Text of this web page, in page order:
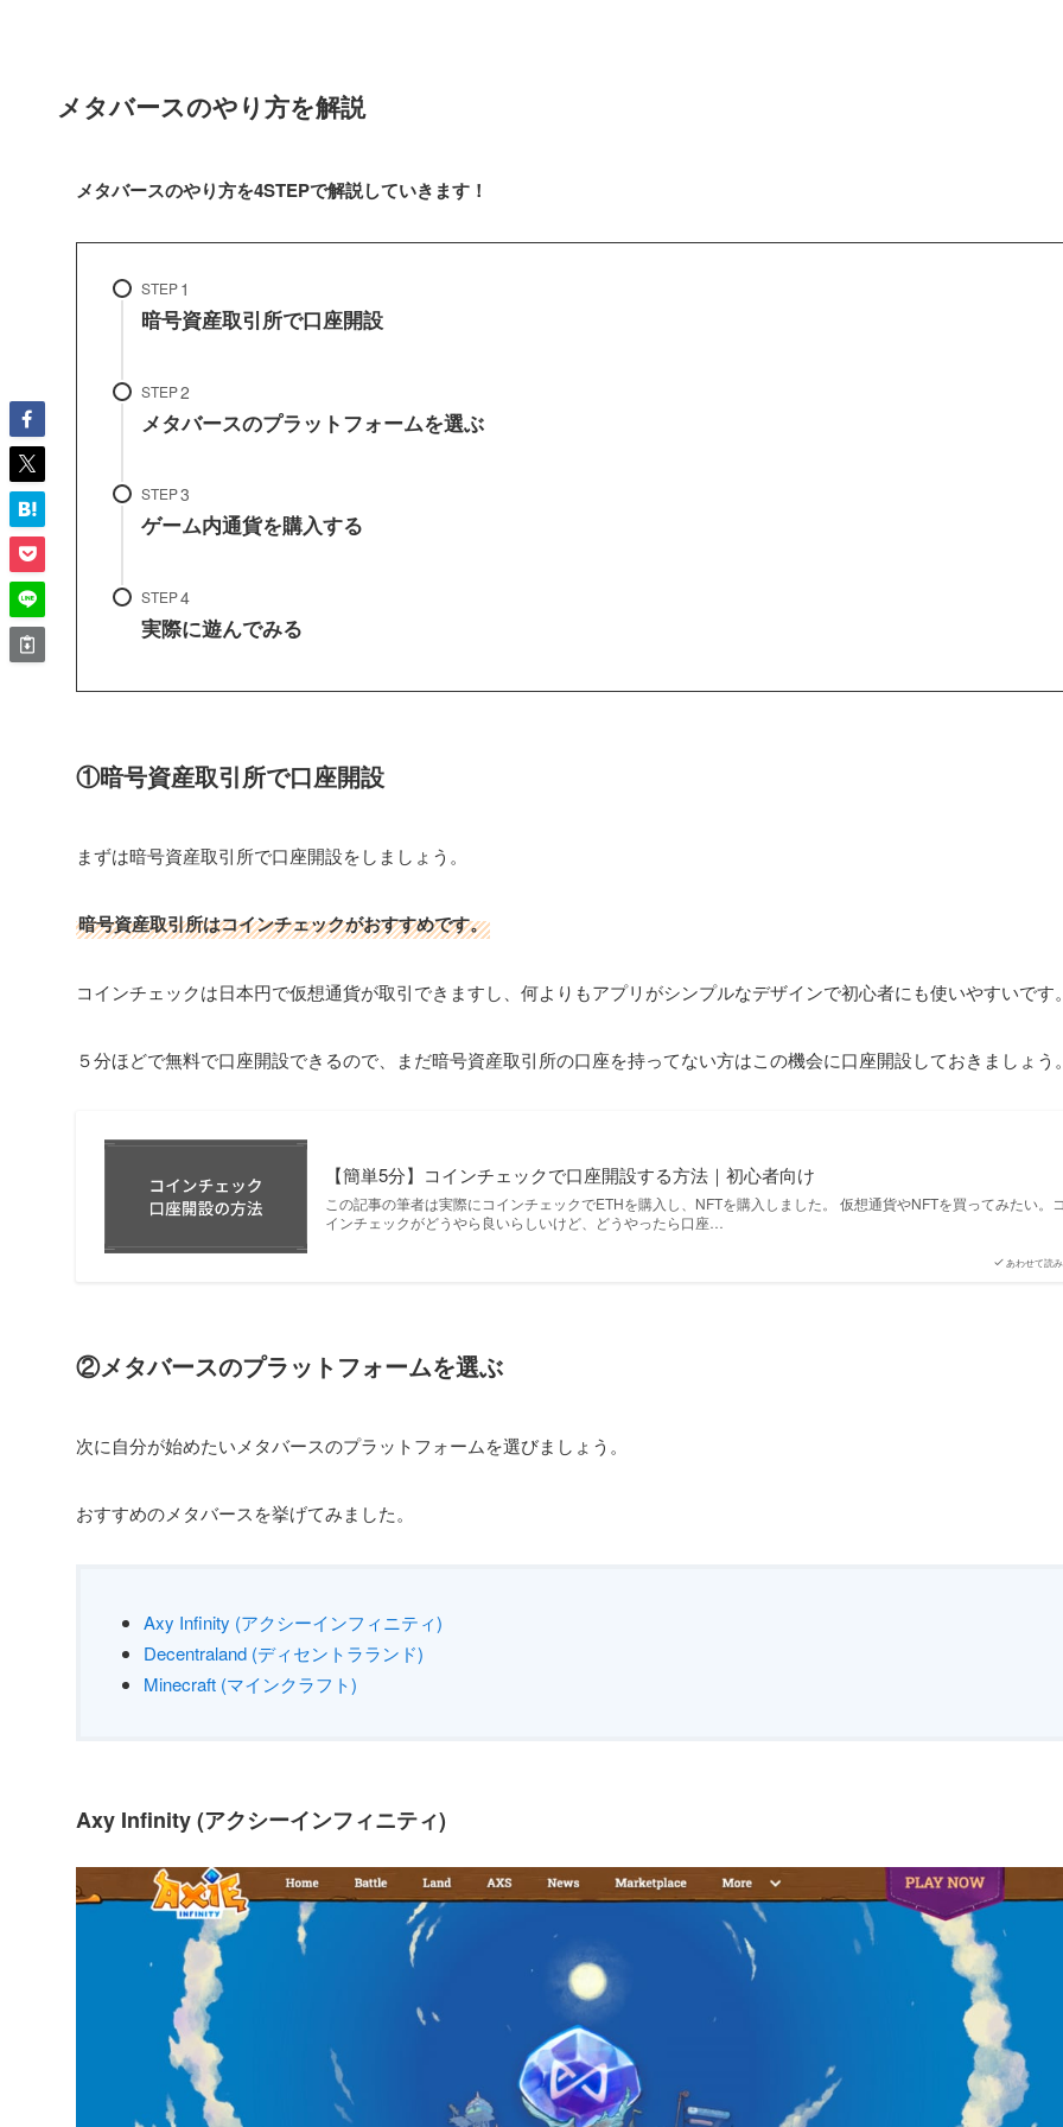
メタバースのやり方を解説
メタバースのやり方を4STEPで解説していきます！
STEP
暗号資産取引所で口座開設
STEP
メタバースのプラットフォームを選ぶ
STEP
ゲーム内通貨を購入する
STEP
実際に遊んでみる
①暗号資産取引所で口座開設
まずは暗号資産取引所で口座開設をしましょう。
暗号資産取引所はコインチェックがおすすめです。
コインチェックは日本円で仮想通貨が取引できますし、何よりもアプリがシンプルなデザインで初心者にも使いやすいです
５分ほどで無料で口座開設できるので、まだ暗号資産取引所の口座を持ってない方はこの機会に口座開設しておきましょう
あわせて読
【簡単5分】コインチェックで口座開設する方法｜初心者向け
この記事の筆者は実際にコインチェックでETHを購入し、NFTを購入しました。 仮想通貨やNFTを買ってみたい。
インチェックがどうやら良いらしいけど、どうやったら口座…
②メタバースのプラットフォームを選ぶ
次に自分が始めたいメタバースのプラットフォームを選びましょう。
おすすめのメタバースを挙げてみました。
Axy Infinity (アクシーインフィニティ)
Decentraland (ディセントラランド)
Minecraft (マインクラフト)
Axy Infinity (アクシーインフィニティ)